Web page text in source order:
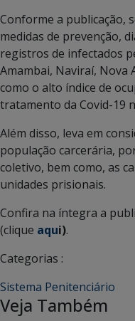
Conforme a publicação,
medidas de prevenção,
registros de infectados
Amambai, Naviraí, Nova
como o alto índice de
tratamento da Covid-19
Além disso, leva em
população carcerária,
coletivo, bem como, as
unidades prisionais.
Confira na íntegra a
(clique aqui).
Categorias :
Sistema Penitenciário
Veja Também